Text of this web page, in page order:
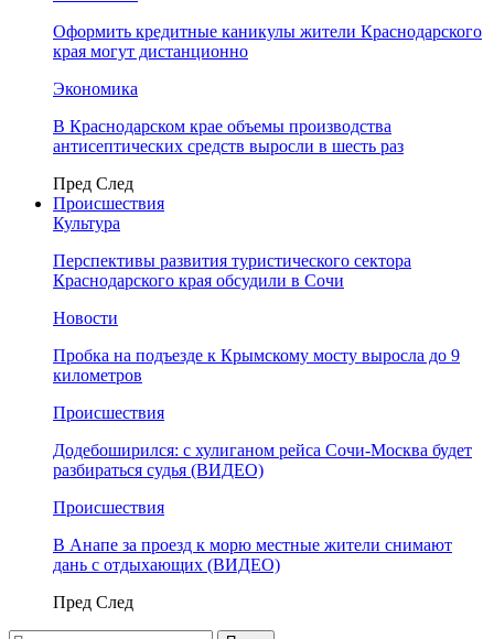
Оформить кредитные каникулы жители Краснодарского
края могут дистанционно
Экономика
В Краснодарском крае объемы производства
антисептических средств выросли в шесть раз
Пред След
Происшествия
Культура
Перспективы развития туристического сектора
Краснодарского края обсудили в Сочи
Новости
Пробка на подъезде к Крымскому мосту выросла до 9
километров
Происшествия
Додебоширился: с хулиганом рейса Сочи-Москва будет
разбираться судья (ВИДЕО)
Происшествия
В Анапе за проезд к морю местные жители снимают
дань с отдыхающих (ВИДЕО)
Пред След